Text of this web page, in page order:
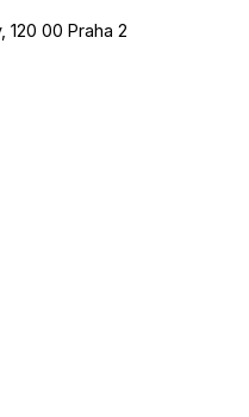
120 00 Praha 2